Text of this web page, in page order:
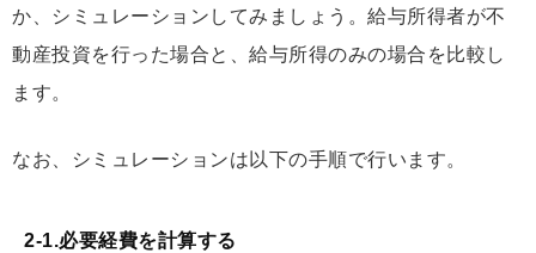
か、シミュレーションしてみましょう。給与所得者が不
動産投資を行った場合と、給与所得のみの場合を比較し
ます。
なお、シミュレーションは以下の手順で行います。
2-1.必要経費を計算する